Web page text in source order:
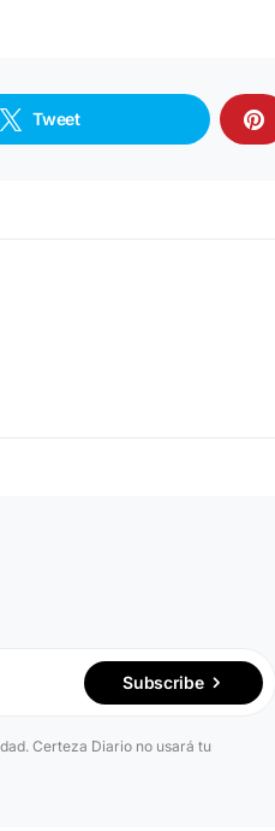
Tweet
Subscribe
Certeza Diario no usará tu